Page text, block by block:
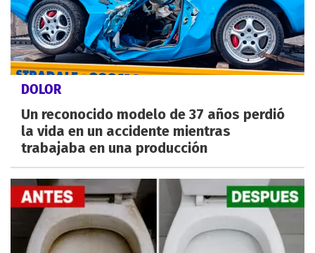
DOLOR
Un reconocido modelo de 37 años perdió
la vida en un accidente mientras
trabajaba en una producción